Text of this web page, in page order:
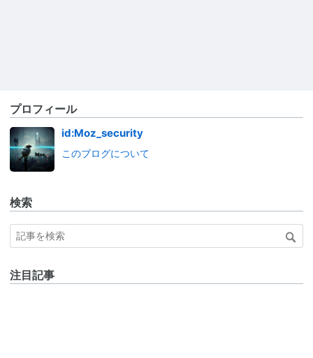
プロフィール
id:Moz_security
このブログについて
検索
注目記事